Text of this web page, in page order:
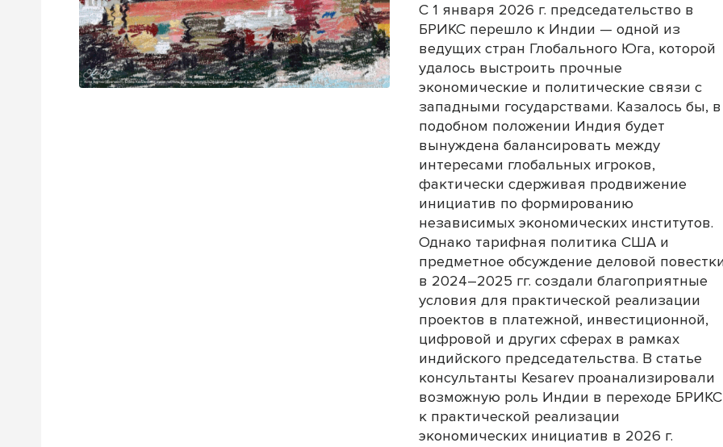
С 1 января 2026 г. председательство в
БРИКС перешло к Индии — одной из
ведущих стран Глобального Юга, которой
удалось выстроить прочные
экономические и политические связи с
западными государствами. Казалось бы, в
подобном положении Индия будет
вынуждена балансировать между
интересами глобальных игроков,
фактически сдерживая продвижение
инициатив по формированию
независимых экономических институтов.
Однако тарифная политика США и
предметное обсуждение деловой
в 2024–2025 гг. создали благоприятные
условия для практической реализации
проектов в платежной, инвестиционной,
цифровой и других сферах в рамках
индийского председательства. В статье
консультанты Kesarev проанализировали
возможную роль Индии в переходе БРИКС
к практической реализации
экономических инициатив в 2026 г.